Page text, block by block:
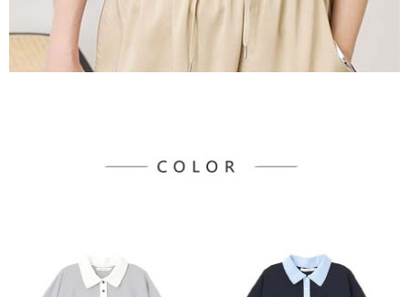
請求用戶進行身份認證。
５．嚴禁一人註冊多個帳號或使用他人資訊註冊。若發現惡意使用之情形，
恩沛科技股份有限公司將有權停止該用戶之使用額度並採取法律行動。